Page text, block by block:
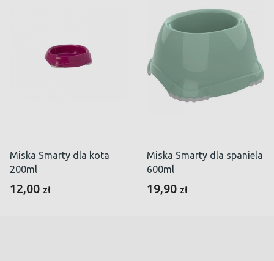
Miska Smarty dla kota
200ml
12,00 zł
Miska Smarty dla spaniela
600ml
19,90 zł